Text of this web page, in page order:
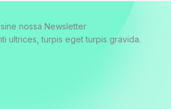
nossa Newsletter
ultrices, turpis eget turpis gravida.